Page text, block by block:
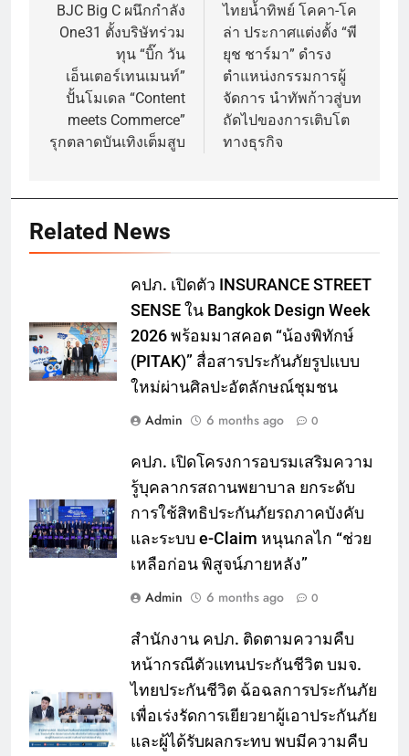
navigation
BJC Big C ผนึกกำลัง
One31 ตั้งบริษัทร่วม
ทุน “บิ๊ก วัน
เอ็นเตอร์เทนเมนท์”
ปั้นโมเดล “Content
meets Commerce”
รุกตลาดบันเทิงเต็มสูบ
ไทยน้ำทิพย์ โคคา-โค
ล่า ประกาศแต่งตั้ง “พี
ยุช ชาร์มา” ดำรง
ตำแหน่งกรรมการผู้
จัดการ นำทัพก้าวสู่บท
ถัดไปของการเติบโต
ทางธุรกิจ
Related News
คปภ. เปิดตัว INSURANCE STREET
SENSE ใน Bangkok Design Week
2026 พร้อมมาสคอต “น้องพิทักษ์
(PITAK)” สื่อสารประกันภัยรูปแบบ
ใหม่ผ่านศิลปะอัตลักษณ์ชุมชน
Admin
6 months ago 0
คปภ. เปิดโครงการอบรมเสริมความ
รู้บุคลากรสถานพยาบาล ยกระดับ
การใช้สิทธิประกันภัยรถภาคบังคับ
และระบบ e-Claim หนุนกลไก “ช่วย
เหลือก่อน พิสูจน์ภายหลัง”
Admin
6 months ago 0
สำนักงาน คปภ. ติดตามความคืบ
หน้ากรณีตัวแทนประกันชีวิต บมจ.
ไทยประกันชีวิต ฉ้อฉลการประกันภัย
เพื่อเร่งรัดการเยียวยาผู้เอาประกันภัย
และผู้ได้รับผลกระทบ พบมีความคืบ